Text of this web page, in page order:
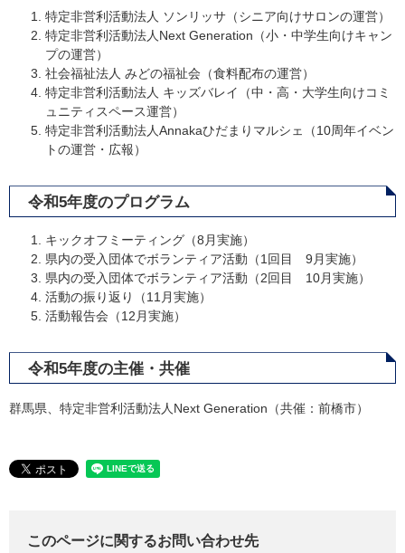
特定非営利活動法人 ソンリッサ（シニア向けサロンの運営）
特定非営利活動法人Next Generation（小・中学生向けキャン
プの運営）
社会福祉法人 みどの福祉会（食料配布の運営）
特定非営利活動法人 キッズバレイ（中・高・大学生向けコミ
ュニティスペース運営）
特定非営利活動法人Annakaひだまりマルシェ（10周年イベン
トの運営・広報）
令和5年度のプログラム
キックオフミーティング（8月実施）
県内の受入団体でボランティア活動（1回目 9月実施）
県内の受入団体でボランティア活動（2回目 10月実施）
活動の振り返り（11月実施）
活動報告会（12月実施）
令和5年度の主催・共催
群馬県、特定非営利活動法人Next Generation（共催：前橋市）
このページに関するお問い合わせ先